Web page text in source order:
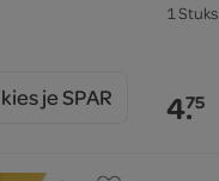
kies je SPAR
1 Stuks
4.75